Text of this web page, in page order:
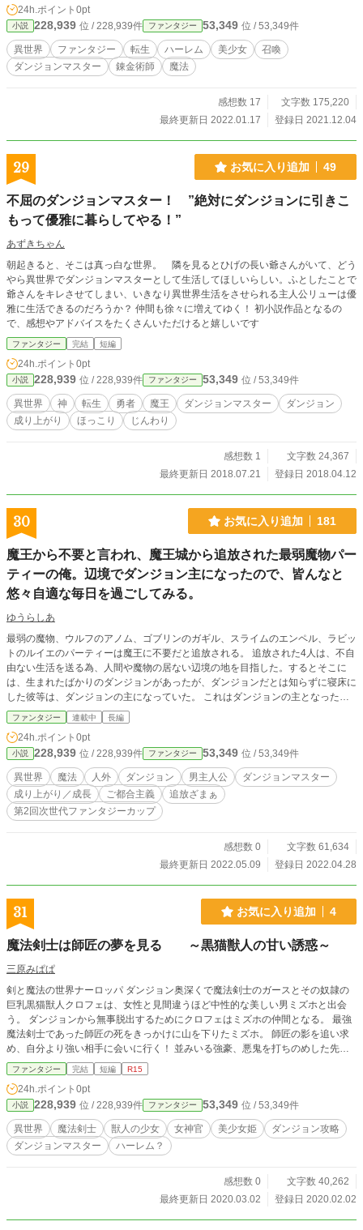
24h.ポイント 0pt
小説 228,939 位 / 228,939件 ファンタジー 53,349 位 / 53,349件
異世界 ファンタジー 転生 ハーレム 美少女
召喚
ダンジョンマスター
錬金術師 魔法
感想数 17
文字数 175,220
最終更新日 2022.01.17
登録日 2021.12.04
29 お気に入り追加 49
不屈のダンジョンマスター！ ”絶対にダンジョンに引きこ
もって優雅に暮らしてやる！”
あずきちゃん
朝起きると、そこは真っ白な世界。 隣を見るとひげの長い爺さんがいて、どう
やら異世界でダンジョンマスターとして生活してほしいらしい。ふとしたことで
爺さんをキレさせてしまい、いきなり異世界生活をさせられる主人公リューは優
雅に生活できるのだろうか？ 仲間も徐々に増えてゆく！ 初小説作品となるの
で、感想やアドバイスをたくさんいただけると嬉しいです
ファンタジー 完結 短編
24h.ポイント 0pt
小説 228,939 位 / 228,939件 ファンタジー 53,349 位 / 53,349件
異世界 神 転生 勇者 魔王 ダンジョンマスター
ダンジョン
成り上がり
ほっこり じんわり
感想数 1
文字数 24,367
最終更新日 2018.07.21
登録日 2018.04.12
30 お気に入り追加 181
魔王から不要と言われ、魔王城から追放された最弱魔物パー
ティーの俺。辺境でダンジョン主になったので、皆んなと
悠々自適な毎日を過ごしてみる。
ゆうらしあ
最弱の魔物、ウルフのアノム、ゴブリンのガギル、スライムのエンペル、ラビッ
トのルイエのパーティーは魔王に不要だと追放される。 追放された4人は、不自
由ない生活を送る為、人間や魔物の居ない辺境の地を目指した。するとそこに
は、生まれたばかりのダンジョンがあったが、ダンジョンだとは知らずに寝床に
した彼等は、ダンジョンの主になっていた。 これはダンジョンの主となった最
弱な魔物パーティーが、罠を張り巡らさず、人と友好を築き、進化し、魔物と人
との架け橋になる地を作る物語。 「パンドラの箱」「兵器製造機」「幽遊暗殺
者」「睡眠聖女」、色々な異名が付く様になった彼等、最弱魔物パーティーは、
最弱から最強へと成り上がる。 ※基本的にダンジョン経営物になる予定です。
第1話だけ長いですがご了承下さい。カクヨムでも投稿されております。
ファンタジー 連載中 長編
24h.ポイント 0pt
小説 228,939 位 / 228,939件 ファンタジー 53,349 位 / 53,349件
異世界 魔法 人外 ダンジョン 男主人公
ダンジョンマスター
成り上がり／成長
ご都合主義
追放ざまぁ
第2回次世代ファンタジーカップ
感想数 0
文字数 61,634
最終更新日 2022.05.09
登録日 2022.04.28
31 お気に入り追加 4
魔法剣士は師匠の夢を見る ～黒猫獣人の甘い誘惑～
三原みぱぱ
剣と魔法の世界ナーロッパ ダンジョン奥深くで魔法剣士のガースとその奴隷の
巨乳黒猫獣人クロフェは、女性と見間違うほど中性的な美しい男ミズホと出会
う。 ダンジョンから無事脱出するためにクロフェはミズホの仲間となる。 最強
魔法剣士であった師匠の死をきっかけに山を下りたミズホ。 師匠の影を追い求
め、自分より強い相手に会いに行く！ 並みいる強豪、悪鬼を打ちのめした先に
ミズホは何を求めるのか。 クロフェとミズホの恋の行方はどうなる！？ 俺Tuee
e、ハーレム物でありながら、一切ヒロインたちの誘惑に屈しないミズホ。 彼の
胸の内にあるもの何か。 クロフェは無事にミズホを落とすことができるのか？
衝撃の最後は涙なしには語れない。（はず）
ファンタジー 完結 短編 R15
24h.ポイント 0pt
小説 228,939 位 / 228,939件 ファンタジー 53,349 位 / 53,349件
異世界 魔法剣士 獣人の少女 女神官 美少女姫
ダンジョン攻略
ダンジョンマスター
ハーレム？
感想数 0
文字数 40,262
最終更新日 2020.03.02
登録日 2020.02.02